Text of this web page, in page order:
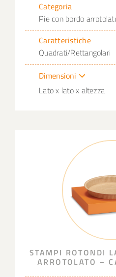
Categoria
Pie con bordo
Caratteristiche
Quadrati/Rettangolari
Dimensioni
Lato x lato x altezza
STAMPI ROTONDI
ARROTOLATO –